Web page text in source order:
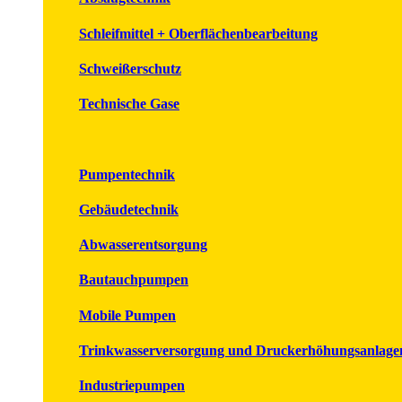
Schleifmittel + Oberflächenbearbeitung
Schweißerschutz
Technische Gase
Pumpentechnik
Gebäudetechnik
Abwasserentsorgung
Bautauchpumpen
Mobile Pumpen
Trinkwasserversorgung und
Industriepumpen